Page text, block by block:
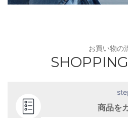
お買い物の
商品を